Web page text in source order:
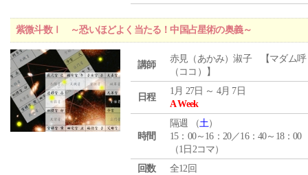
紫微斗数Ⅰ ～恐いほどよく当たる！中国占星術の奥義～
講師
赤見（あかみ）淑子 【マダム呼
（ココ）】
日程
1月 27日 ～ 4月 7日
A Week
時間
隔週 （土）
15：00～16：20／16：40～18：00
（1日2コマ）
回数
全12回